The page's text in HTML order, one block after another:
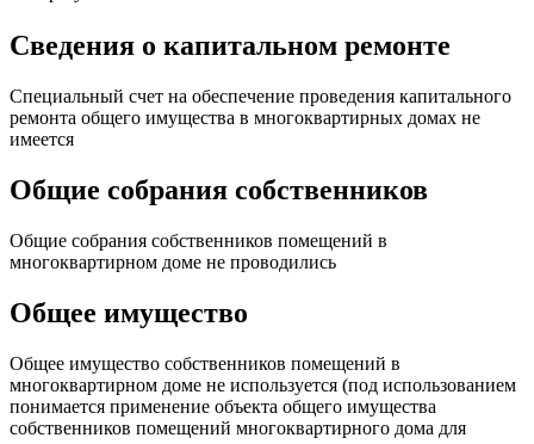
Сведения о капитальном ремонте
Специальный счет на обеспечение проведения капитального
ремонта общего имущества в многоквартирных домах не
имеется
Общие собрания собственников
Общие собрания собственников помещений в
многоквартирном доме не проводились
Общее имущество
Общее имущество собственников помещений в
многоквартирном доме не используется (под использованием
понимается применение объекта общего имущества
собственников помещений многоквартирного дома для